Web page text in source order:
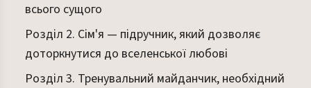
всього сущого
Розділ 2. Сім'я — підручник, який дозволяє
доторкнутися до вселенської любові
Розділ 3. Тренувальний майданчик, необхідний